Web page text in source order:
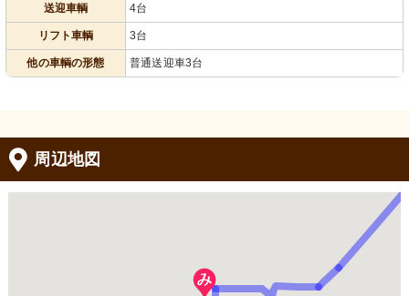
送迎車輌 4台
リフト車輌 3台
他の車輌の形態 普通送迎車3台
周辺地図